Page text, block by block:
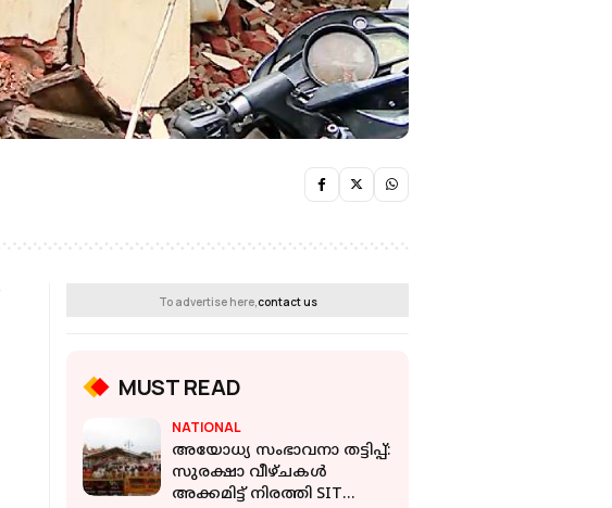
To advertise here, contact us
MUST READ
NATIONAL
അയോധ്യ സംഭാവനാ തട്ടിപ്പ്:
സുരക്ഷാ വീഴ്ചകൾ
അക്കമിട്ട് നിരത്തി SIT